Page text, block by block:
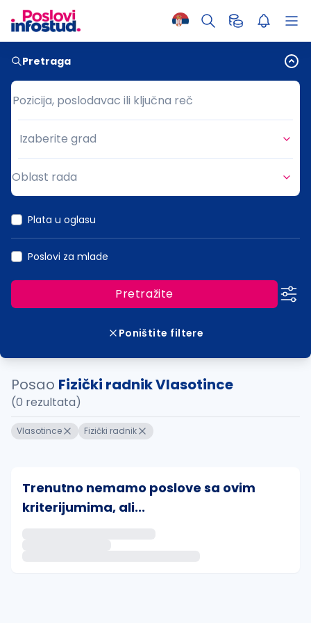
Pretraga
Pozicija, poslodavac ili ključna reč
Pozicija, poslodavac ili ključna reč
Grad
Izaberite grad
Oblast rada
Plata u oglasu
Poslovi za mlade
Pretražite
Poništite filtere
Posao Fizički radnik Vlasotince
(0 rezultata)
Vlasotince Fizički radnik
Trenutno nemamo poslove sa ovim
kriterijumima, ali...